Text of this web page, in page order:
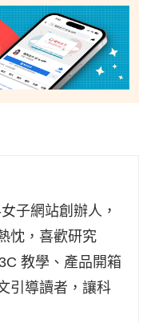
子網站創辦人，
忱，喜歡研究
教學、產品開箱
引導讀者，讓科